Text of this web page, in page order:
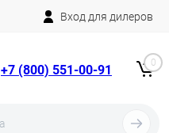
Вход для дилеров
+7 (800) 551-00-91 0